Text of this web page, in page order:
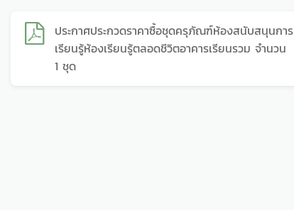
ประกาศประกวดราคาซื้อชุดครุภัณฑ์ห้องสนับสนุนการ
เรียนรู้ห้องเรียนรู้ตลอดชีวิตอาคารเรียนรวม จำนวน
1 ชุด